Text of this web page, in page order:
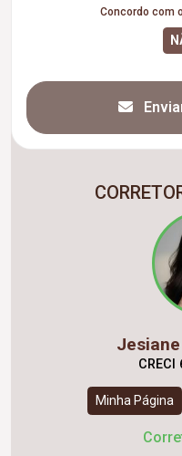
Concordo com
Minha Página